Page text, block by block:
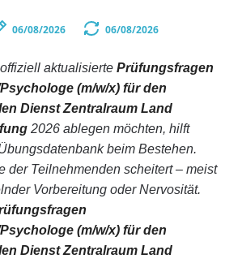
06/08/2026 06/08/2026
aktualisierte Prüfungsfragen
(m/w/x) für den
Dienst Zentralraum Land
2026 ablegen möchten, hilft
beim Bestehen.
der Teilnehmenden scheitert – meist
Vorbereitung oder Nervosität.
(m/w/x) für den
Dienst Zentralraum Land